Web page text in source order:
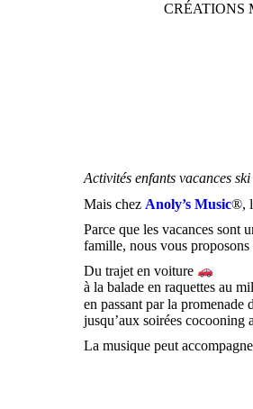
CRÉATIONS
JEUX À
Activités enfants vacances ski
Mais chez Anoly’s Music®,
Parce que les vacances sont
famille, nous vous proposons
Du trajet en voiture
à la balade en raquettes au
en passant par la promenade
jusqu’aux soirées
La musique peut